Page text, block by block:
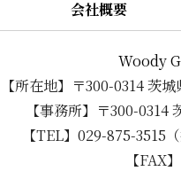
会社概要
Woody
【所在地】〒300-0314 茨
【事務所】〒300-0314
【TEL】029-875-3515
【FAX